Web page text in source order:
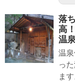
落
高
温泉
温
っ
ま